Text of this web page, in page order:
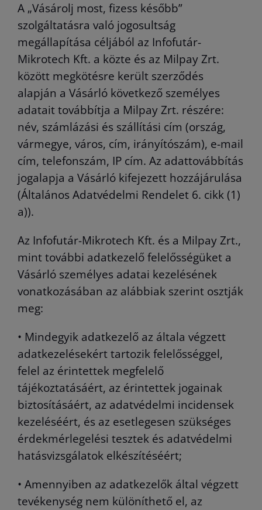
A „Vásárolj most, fizess később”
szolgáltatásra való jogosultság
megállapítása céljából az Infofutár-
Mikrotech Kft. a közte és az Milpay Zrt.
között megkötésre került szerződés
alapján a Vásárló következő személyes
adatait továbbítja a Milpay Zrt. részére:
név, számlázási és szállítási cím (ország,
vármegye, város, cím, irányítószám), e-mail
cím, telefonszám, IP cím. Az adattovábbítás
jogalapja a Vásárló kifejezett hozzájárulása
(Általános Adatvédelmi Rendelet 6. cikk (1)
a)).
Az Infofutár-Mikrotech Kft. és a Milpay Zrt.,
mint további adatkezelő felelősségüket a
Vásárló személyes adatai kezelésének
vonatkozásában az alábbiak szerint osztják
meg:
• Mindegyik adatkezelő az általa végzett
adatkezelésekért tartozik felelősséggel,
felel az érintettek megfelelő
tájékoztatásáért, az érintettek jogainak
biztosításáért, az adatvédelmi incidensek
kezeléséért, és az esetlegesen szükséges
érdekmérlegelési tesztek és adatvédelmi
hatásvizsgálatok elkészítéséért;
• Amennyiben az adatkezelők által végzett
tevékenység nem különíthető el, az